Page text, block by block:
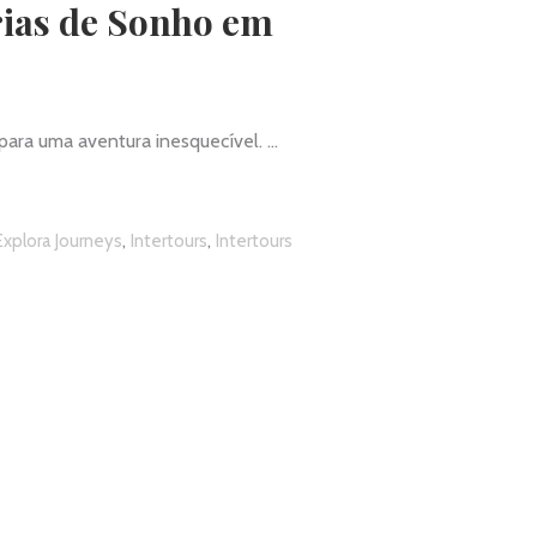
de Sonho em
uma aventura inesquecível.
Journeys, Intertours, Intertours